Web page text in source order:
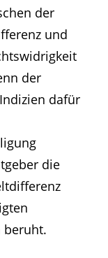
der
und
der
dafür
die
beruht.